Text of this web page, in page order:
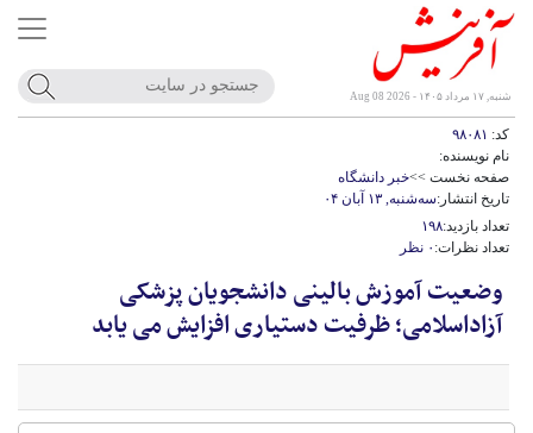
شنبه, ۱۷ مرداد ۱۴۰۵ - Aug 08 2026
کد:
نام نویسنده:
صفحه نخست >>خبر دانشگاه
تاریخ انتشار:سه‌شنبه, ۱۳ آبان ۰۴
تعداد بازدید:۱۹۸
تعداد نظرات: ۰ نظر
وضعیت آموزش بالینی دانشجویان پزشکی
آزاداسلامی؛ ظرفیت دستیاری افزایش می یابد